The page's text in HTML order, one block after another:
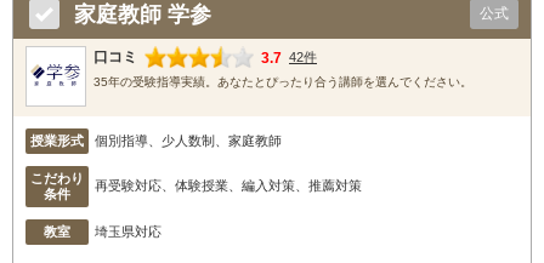
家庭教師 学参 公式
口コミ 3.7 42件
35年の受験指導実績。あなたとぴったり合う講師を選んでください。
授業形式 個別指導、少人数制、家庭教師
こだわり
条件
再受験対応、体験授業、編入対策、推薦対策
教室 埼玉県対応